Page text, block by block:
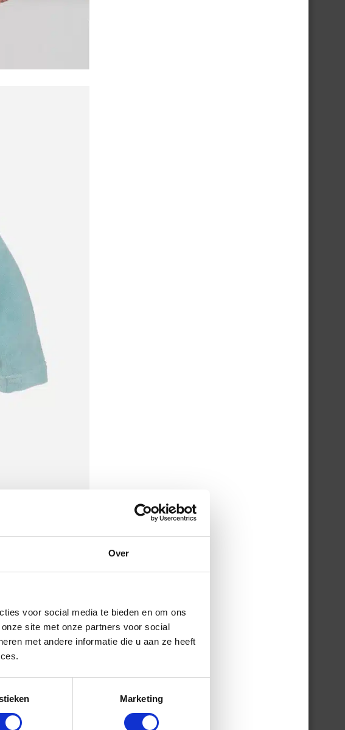
Over
voor social media te bieden en om ons
site met onze partners voor social
met andere informatie die u aan ze heeft
Marketing